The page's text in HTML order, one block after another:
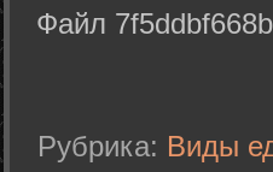
Файл
Рубрика: Виды